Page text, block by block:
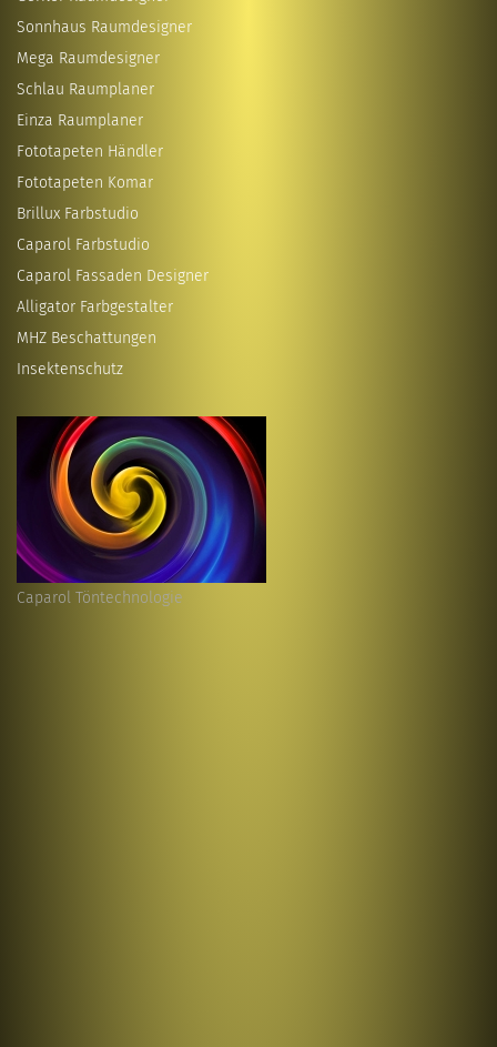
Sonnhaus Raumdesigner
Mega Raumdesigner
Schlau Raumplaner
Einza Raumplaner
Fototapeten Händler
Fototapeten Komar
Brillux Farbstudio
Caparol Farbstudio
Caparol Fassaden Designer
Alligator Farbgestalter
MHZ Beschattungen
Insektenschutz
Caparol Töntechnologie